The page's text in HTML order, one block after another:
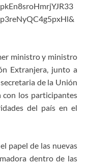
ministro y ministro
Extranjera, junto a
de la Unión
con los participantes
del país en el
papel de las nuevas
dentro de las